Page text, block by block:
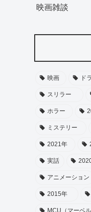
映画雑談
映画 ド
スリラー
ホラー
ミステリー
2021年
実話
アニメーション
2015年
MCU（マーベ